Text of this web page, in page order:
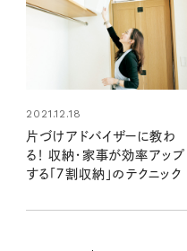
2021.12.18
片づけアドバイザーに教わ
る！ 収納・家事が効率アップ
する「７割収納」のテクニック